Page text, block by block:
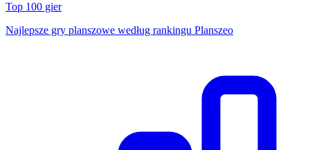
Top 100 gier
Najlepsze gry planszowe według rankingu Planszeo